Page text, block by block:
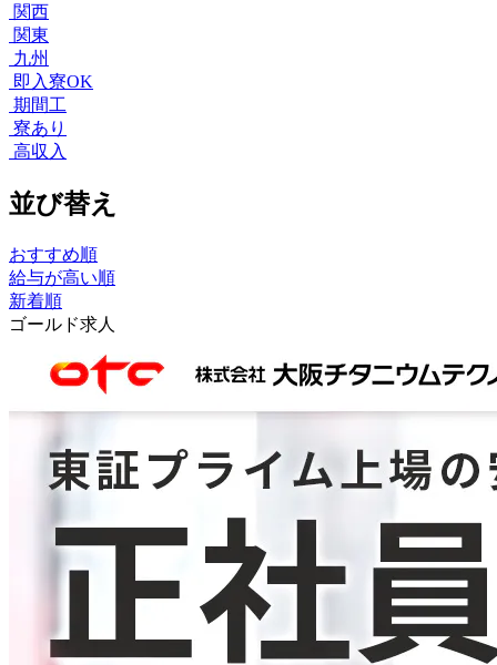
関西
関東
九州
即入寮OK
期間工
寮あり
高収入
並び替え
おすすめ順
給与が高い順
新着順
ゴールド求人